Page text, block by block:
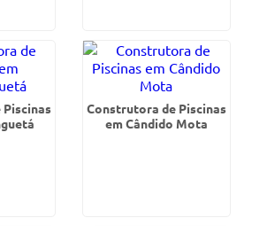
Construtora de Piscinas
em Cândido Mota